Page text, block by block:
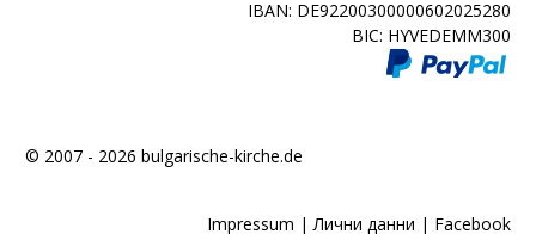
IBAN: DE92200300000602025280
BIC: HYVEDEMM300
© 2007 - 2026 bulgarische-kirche.de
Impressum |Лични данни | Facebook